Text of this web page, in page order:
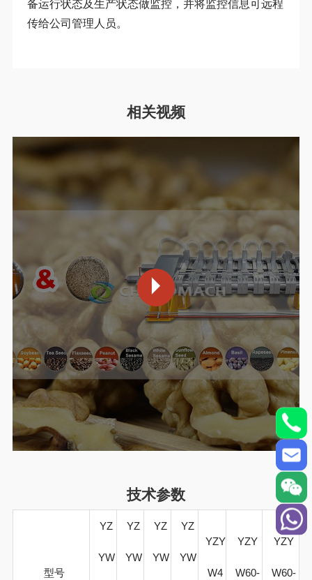
备运行状态及生产状态做监控，并将监控信息可远程
传给公司管理人员。
相关视频
技术参数
型号
YZ
YW
YZ
YW
YZ
YW
YZ
YW
YZY
W4
YZY
W60-
YZY
W60-